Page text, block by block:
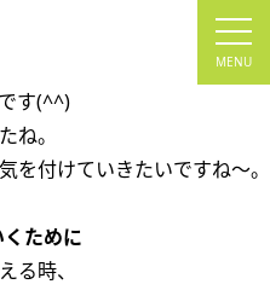
す(^^)
ね。
を付けていきたいですね～。
ために
る時、